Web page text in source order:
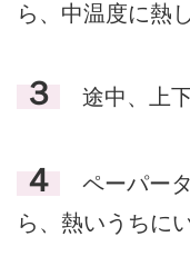
ら、中温度に熱
３ 途中、上下
４
ペーパー
ら、熱いうちに